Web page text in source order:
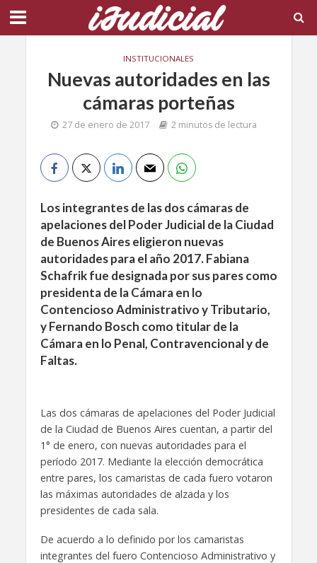
INSTITUCIONALES
Nuevas autoridades en las
cámaras porteñas
27 de enero de 2017 2 minutos de lectura
Los integrantes de las dos cámaras de
apelaciones del Poder Judicial de la Ciudad
de Buenos Aires eligieron nuevas
autoridades para el año 2017. Fabiana
Schafrik fue designada por sus pares como
presidenta de la Cámara en lo
Contencioso Administrativo y Tributario,
y Fernando Bosch como titular de la
Cámara en lo Penal, Contravencional y de
Faltas.
Las dos cámaras de apelaciones del Poder Judicial
de la Ciudad de Buenos Aires cuentan, a partir del
1° de enero, con nuevas autoridades para el
período 2017. Mediante la elección democrática
entre pares, los camaristas de cada fuero votaron
las máximas autoridades de alzada y los
presidentes de cada sala.
De acuerdo a lo definido por los camaristas
integrantes del fuero Contencioso Administrativo y